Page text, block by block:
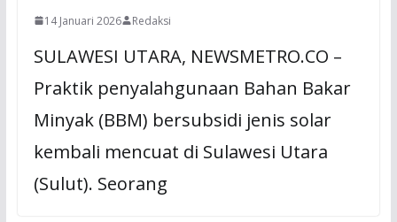
14 Januari 2026 Redaksi
SULAWESI UTARA, NEWSMETRO.CO –
Praktik penyalahgunaan Bahan Bakar
Minyak (BBM) bersubsidi jenis solar
kembali mencuat di Sulawesi Utara
(Sulut). Seorang